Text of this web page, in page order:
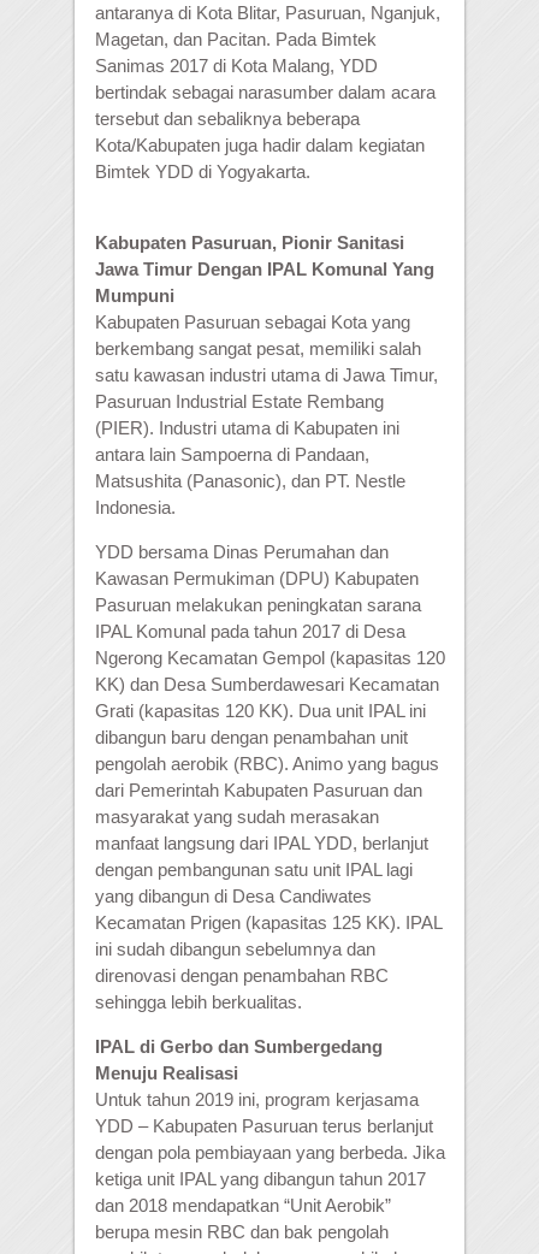
antaranya di Kota Blitar, Pasuruan, Nganjuk,
Magetan, dan Pacitan. Pada Bimtek
Sanimas 2017 di Kota Malang, YDD
bertindak sebagai narasumber dalam acara
tersebut dan sebaliknya beberapa
Kota/Kabupaten juga hadir dalam kegiatan
Bimtek YDD di Yogyakarta.
Kabupaten Pasuruan, Pionir Sanitasi
Jawa Timur Dengan IPAL Komunal Yang
Mumpuni
Kabupaten Pasuruan sebagai Kota yang
berkembang sangat pesat, memiliki salah
satu kawasan industri utama di Jawa Timur,
Pasuruan Industrial Estate Rembang
(PIER). Industri utama di Kabupaten ini
antara lain Sampoerna di Pandaan,
Matsushita (Panasonic), dan PT. Nestle
Indonesia.
YDD bersama Dinas Perumahan dan
Kawasan Permukiman (DPU) Kabupaten
Pasuruan melakukan peningkatan sarana
IPAL Komunal pada tahun 2017 di Desa
Ngerong Kecamatan Gempol (kapasitas 120
KK) dan Desa Sumberdawesari Kecamatan
Grati (kapasitas 120 KK). Dua unit IPAL ini
dibangun baru dengan penambahan unit
pengolah aerobik (RBC). Animo yang bagus
dari Pemerintah Kabupaten Pasuruan dan
masyarakat yang sudah merasakan
manfaat langsung dari IPAL YDD, berlanjut
dengan pembangunan satu unit IPAL lagi
yang dibangun di Desa Candiwates
Kecamatan Prigen (kapasitas 125 KK). IPAL
ini sudah dibangun sebelumnya dan
direnovasi dengan penambahan RBC
sehingga lebih berkualitas.
IPAL di Gerbo dan Sumbergedang
Menuju Realisasi
Untuk tahun 2019 ini, program kerjasama
YDD – Kabupaten Pasuruan terus berlanjut
dengan pola pembiayaan yang berbeda. Jika
ketiga unit IPAL yang dibangun tahun 2017
dan 2018 mendapatkan “Unit Aerobik”
berupa mesin RBC dan bak pengolah